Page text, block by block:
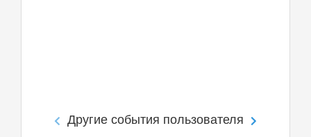
Другие события пользователя